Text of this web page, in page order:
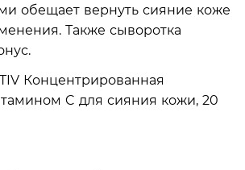
обещает вернуть сияние коже
Также сыворотка